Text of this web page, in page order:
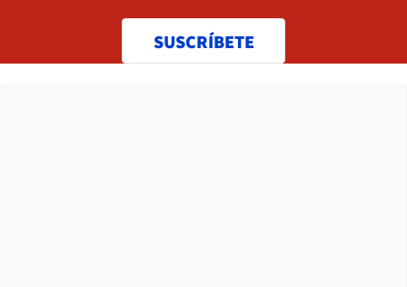
SUSCRÍBETE